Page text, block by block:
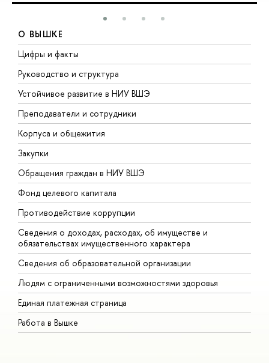
О ВЫШКЕ
Цифры и факты
Руководство и структура
Устойчивое развитие в НИУ ВШЭ
Преподаватели и сотрудники
Корпуса и общежития
Закупки
Обращения граждан в НИУ ВШЭ
Фонд целевого капитала
Противодействие коррупции
Сведения о доходах, расходах, об имуществе и
обязательствах имущественного характера
Сведения об образовательной организации
Людям с ограниченными возможностями здоровья
Единая платежная страница
Работа в Вышке